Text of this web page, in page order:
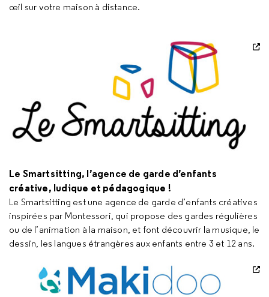
œil sur votre maison à distance.
Le Smartsitting, l’agence de garde d’enfants
créative, ludique et pédagogique !
Le Smartsitting est une agence de garde d’enfants créatives
inspirées par Montessori, qui propose des gardes régulières
ou de l’animation à la maison, et font découvrir la musique, le
dessin, les langues étrangères aux enfants entre 3 et 12 ans.